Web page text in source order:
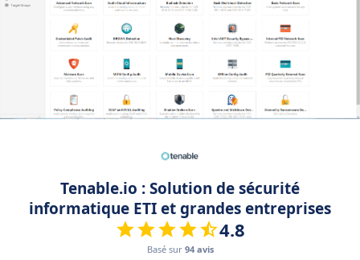
Tenable.io : Solution de sécurité
informatique ETI et grandes entreprises
4.8
Basé sur 94 avis